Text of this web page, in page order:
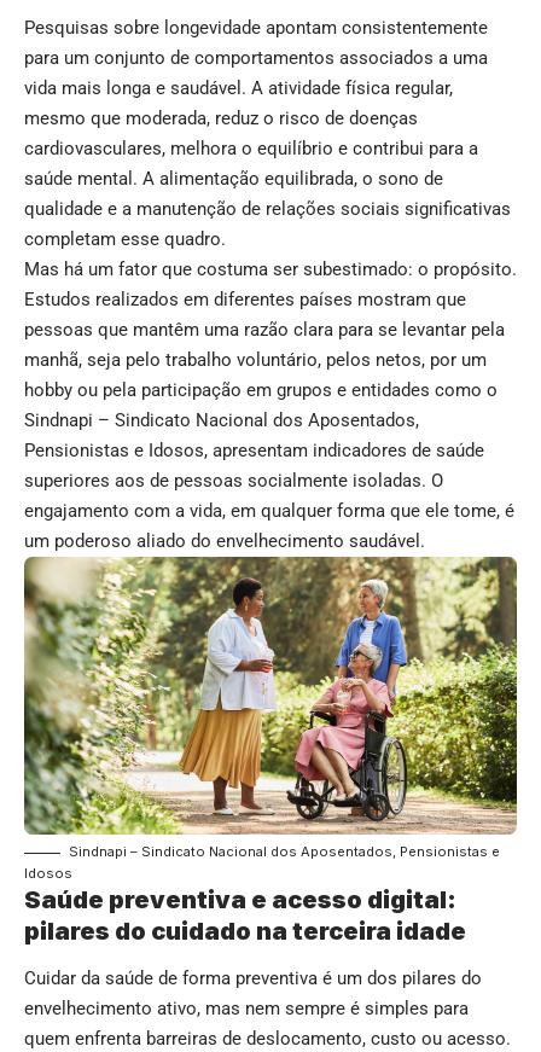
Pesquisas sobre longevidade apontam consistentemente
para um conjunto de comportamentos associados a uma
vida mais longa e saudável. A atividade física regular,
mesmo que moderada, reduz o risco de doenças
cardiovasculares, melhora o equilíbrio e contribui para a
saúde mental. A alimentação equilibrada, o sono de
qualidade e a manutenção de relações sociais significativas
completam esse quadro.
Mas há um fator que costuma ser subestimado: o propósito.
Estudos realizados em diferentes países mostram que
pessoas que mantêm uma razão clara para se levantar pela
manhã, seja pelo trabalho voluntário, pelos netos, por um
hobby ou pela participação em grupos e entidades como o
Sindnapi – Sindicato Nacional dos Aposentados,
Pensionistas e Idosos, apresentam indicadores de saúde
superiores aos de pessoas socialmente isoladas. O
engajamento com a vida, em qualquer forma que ele tome, é
um poderoso aliado do envelhecimento saudável.
Sindnapi – Sindicato Nacional dos Aposentados, Pensionistas e
Idosos
Saúde preventiva e acesso digital:
pilares do cuidado na terceira idade
Cuidar da saúde de forma preventiva é um dos pilares do
envelhecimento ativo, mas nem sempre é simples para
quem enfrenta barreiras de deslocamento, custo ou acesso.